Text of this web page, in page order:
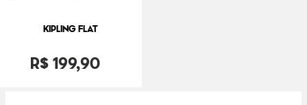
KIPLING FLAT
R$199,90